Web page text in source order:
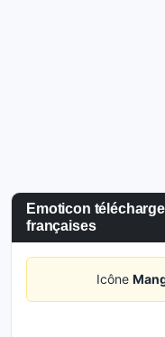
Emoticon
françaises
Icône